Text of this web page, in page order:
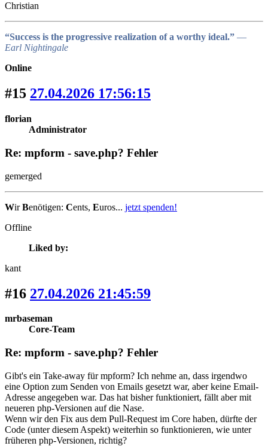
Christian
“Success is the progressive realization of a worthy ideal.” ―
Earl Nightingale
Online
#15 27.04.2026 17:56:15
florian
Administrator
Re: mpform - save.php? Fehler
gemerged
WirBenötigen: Cents, Euros... jetzt spenden!
Offline
Liked by:
kant
#16 27.04.2026 21:45:59
mrbaseman
Core-Team
Re: mpform - save.php? Fehler
Gibt's ein Take-away für mpform? Ich nehme an, dass irgendwo
eine Option zum Senden von Emails gesetzt war, aber keine Email-
Adresse angegeben war. Das hat bisher funktioniert, fällt aber mit
neueren php-Versionen auf die Nase.
Wenn wir den Fix aus dem Pull-Request im Core haben, dürfte der
Code (unter diesem Aspekt) weiterhin so funktionieren, wie unter
früheren php-Versionen, richtig?